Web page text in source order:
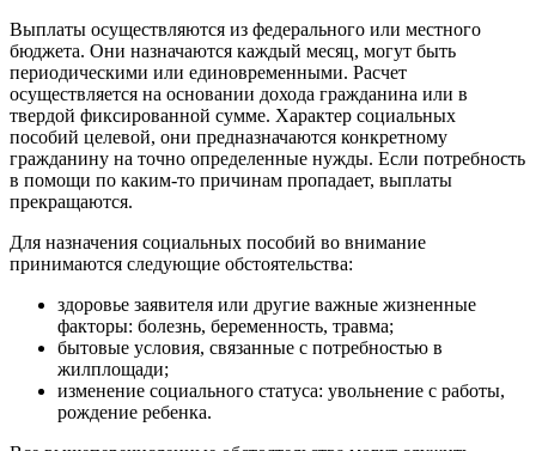
Выплаты осуществляются из федерального или местного
бюджета. Они назначаются каждый месяц, могут быть
периодическими или единовременными. Расчет
осуществляется на основании дохода гражданина или в
твердой фиксированной сумме. Характер социальных
пособий целевой, они предназначаются конкретному
гражданину на точно определенные нужды. Если потребность
в помощи по каким-то причинам пропадает, выплаты
прекращаются.
Для назначения социальных пособий во внимание
принимаются следующие обстоятельства:
здоровье заявителя или другие важные жизненные
факторы: болезнь, беременность, травма;
бытовые условия, связанные с потребностью в
жилплощади;
изменение социального статуса: увольнение с работы,
рождение ребенка.